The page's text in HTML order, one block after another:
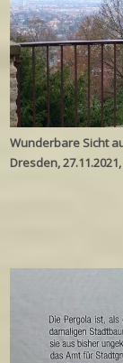
Wunderbare Sicht
Dresden,